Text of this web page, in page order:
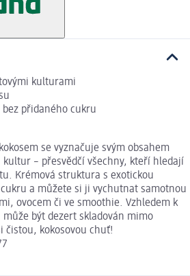
kulturami
bez přidaného cukru
se vyznačuje svým obsahem
kultur – přesvědčí všechny, kteří hledají
Krémová struktura s exotickou
a můžete si ji vychutnat samotnou
ovocem či ve smoothie. Vzhledem k
být dezert skladován mimo
čistou, kokosovou chuť!